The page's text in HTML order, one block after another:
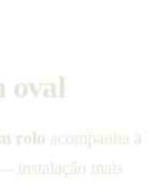
oval
rolo acompanha a
instalação mais